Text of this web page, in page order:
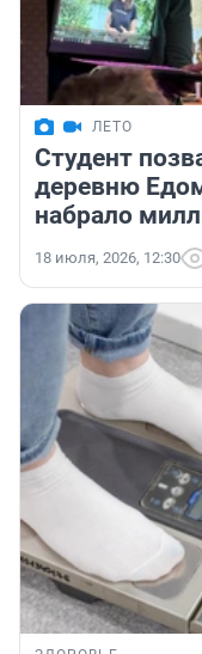
ЛЕТО
Студент
деревню
набрало
18 июля, 2026, 12:30